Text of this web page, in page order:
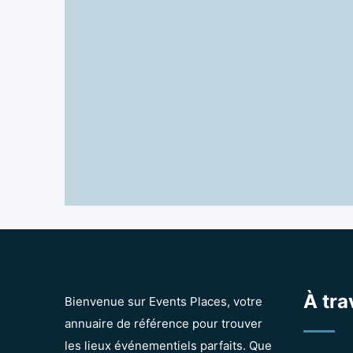
Bienvenue sur Events Places, votre
annuaire de référence pour trouver
les lieux événementiels parfaits. Que
À